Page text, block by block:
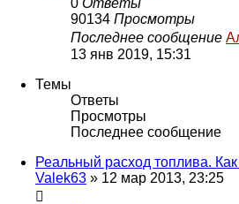
90134 Просмотры
Последнее сообщение
13 янв 2019, 15:31
Темы
Ответы
Просмотры
Последнее сообщение
Реальный расход топлива.
Valek63 » 12 мар 2013, 23:25